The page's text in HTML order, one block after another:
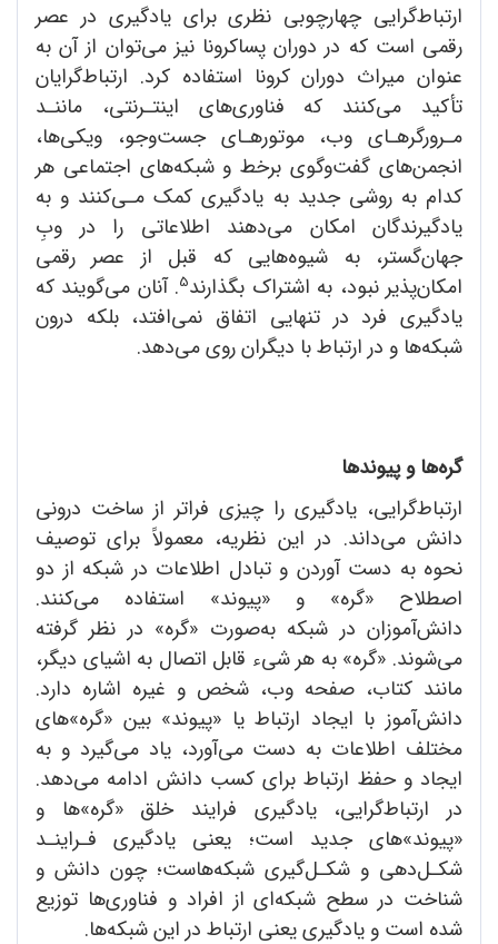
ارتباط‌گرایی چهارچوبی نظری برای یادگیری در عصر
رقمی است که در دوران پساکرونا نیز می‌توان از آن به
عنوان میراث دوران کرونا استفاده کرد. ارتباط‌گرایان
تأکید می‌کنند که فناوری‌های اینتـرنتی، ماننـد
مـرورگرهـای وب‌، موتورهـای جست‌وجو‌، ویکی‌ها‌،
انجمن‌های گفت‌وگوی برخط و شبکه‌های اجتماعی هر
کدام به روشی جدید به یادگیری کمک مـی‌کنند و به
یادگیرندگان امکان می‌دهند اطلاعاتی را در وبِ
جهان‌گستر، به شیوه‌هایی که قبل از عصر رقمی
امکان‌پذیر نبود‌، به اشتراک بگذارند5. آنان می‌گویند که
یادگیری فرد در تنهایی اتفاق نمی‌افتد‌، بلکه درون
شبکه‌ها و در ارتباط با دیگران روی می‌دهد.
گره‌ها و پیوندها
‌ارتباط‌گرایی، یادگیری را چیزی فراتر از ساخت درونی
دانش می‌داند. در این نظریه، معمولاً برای توصیف
نحوه به دست آوردن و تبادل اطلاعات در شبکه از دو
اصطلاح «گره» و «پیوند» استفاده می‌کنند.
دانش‌آموزان در شبکه به‌صورت «گره» در نظر گرفته
می‌شوند. «گره» به هر شیء قابل اتصال به اشیای دیگر،
مانند کتاب، صفحه وب، شخص و غیره اشاره دارد.
دانش‌آموز با ایجاد ارتباط یا «پیوند» بین «گره»‌های
مختلف اطلاعات به دست می‌آورد، یاد می‌گیرد و به
ایجاد و حفظ ارتباط برای کسب دانش ادامه می‌دهد.
در ارتباط‌گرایی، یادگیری فرایند خلق «گره»‌ها و
«پیوند»های جدید است؛ یعنی یادگیری فـراینـد
شکـل‌دهی و شکـل‌گیری شبکه‌هاست؛ چون دانش و
شناخت در سطح شبکه‌ای از افراد و فناوری‌ها توزیع
شده است و یادگیری یعنی ارتباط در این شبکه‌ها.